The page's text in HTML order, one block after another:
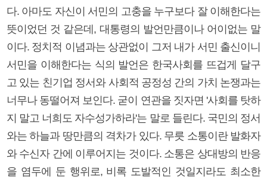
다. 아마도 자신이 서민의 고충을 누구보다 잘 이해한다는
뜻이었던 것 같은데, 대통령의 발언만큼이나 어이없는 말
이다. 정치적 이념과는 상관없이 그저 내가 서민 출신이니
서민을 이해한다는 식의 발언은 한국사회를 뜨겁게 달구
고 있는 친기업 정서와 사회적 공정성 간의 가치 논쟁과는
너무나 동떨어져 보인다. 굳이 연관을 짓자면 '사회를 탓하
지 말고 너희도 자수성가하라'는 말로 들린다. 국민의 정서
와는 하늘과 땅만큼의 격차가 있다. 무릇 소통이란 발화자
와 수신자 간에 이루어지는 것이다. 소통은 상대방의 반응
을 염두에 둔 행위로, 비록 도발적인 것일지라도 최소한